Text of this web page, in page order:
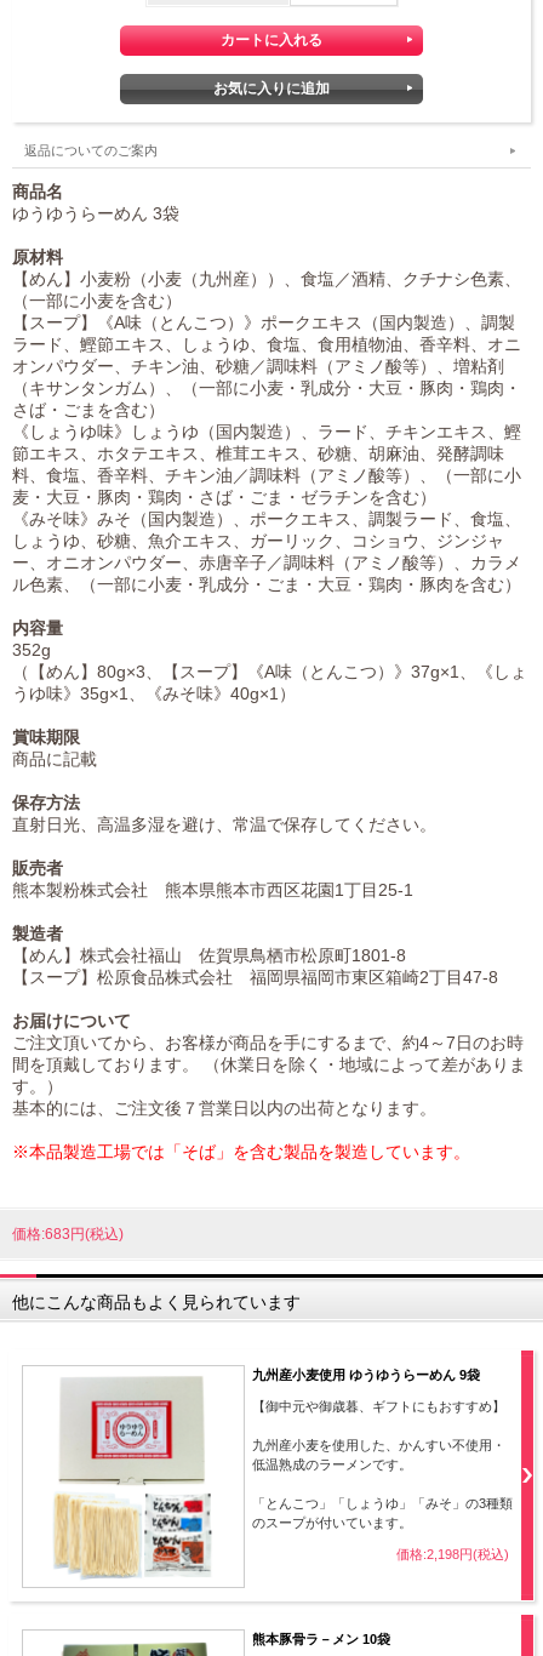
返品についてのご案内
商品名
ゆうゆうらーめん 3袋
原材料
【めん】小麦粉（小麦（九州産））、食塩／酒精、クチナシ色素、
（一部に小麦を含む）
【スープ】《A味（とんこつ）》ポークエキス（国内製造）、調製
ラード、鰹節エキス、しょうゆ、食塩、食用植物油、香辛料、オニ
オンパウダー、チキン油、砂糖／調味料（アミノ酸等）、増粘剤
（キサンタンガム）、（一部に小麦・乳成分・大豆・豚肉・鶏肉・
さば・ごまを含む）
《しょうゆ味》しょうゆ（国内製造）、ラード、チキンエキス、鰹
節エキス、ホタテエキス、椎茸エキス、砂糖、胡麻油、発酵調味
料、食塩、香辛料、チキン油／調味料（アミノ酸等）、（一部に小
麦・大豆・豚肉・鶏肉・さば・ごま・ゼラチンを含む）
《みそ味》みそ（国内製造）、ポークエキス、調製ラード、食塩、
しょうゆ、砂糖、魚介エキス、ガーリック、コショウ、ジンジャ
ー、オニオンパウダー、赤唐辛子／調味料（アミノ酸等）、カラメ
ル色素、（一部に小麦・乳成分・ごま・大豆・鶏肉・豚肉を含む）
内容量
352g
（【めん】80g×3、【スープ】《A味（とんこつ）》37g×1、《しょ
うゆ味》35g×1、《みそ味》40g×1）
賞味期限
商品に記載
保存方法
直射日光、高温多湿を避け、常温で保存してください。
販売者
熊本製粉株式会社 熊本県熊本市西区花園1丁目25-1
製造者
【めん】株式会社福山 佐賀県鳥栖市松原町1801-8
【スープ】松原食品株式会社 福岡県福岡市東区箱崎2丁目47-8
お届けについて
ご注文頂いてから、お客様が商品を手にするまで、約4～7日のお時
間を頂戴しております。 （休業日を除く・地域によって差がありま
す。）
基本的には、ご注文後７営業日以内の出荷となります。
※本品製造工場では「そば」を含む製品を製造しています。
価格:683円(税込)
他にこんな商品もよく見られています
九州産小麦使用 ゆうゆうらーめん 9袋
【御中元や御歳暮、ギフトにもおすすめ】
九州産小麦を使用した、かんすい不使用・
低温熟成のラーメンです。
「とんこつ」「しょうゆ」「みそ」の3種類
のスープが付いています。
価格:2,198円(税込)
熊本豚骨ラ－メン 10袋